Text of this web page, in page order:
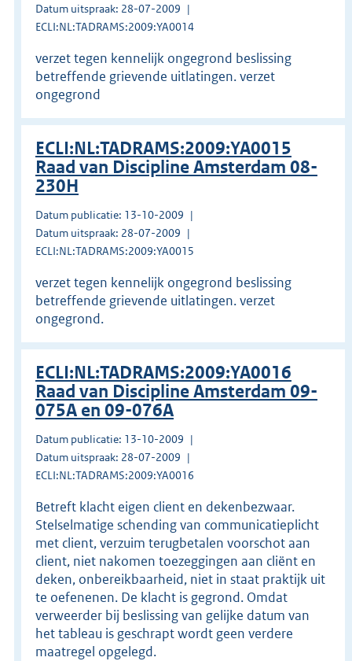
Datum uitspraak: 28-07-2009
ECLI:NL:TADRAMS:2009:YA0014
verzet tegen kennelijk ongegrond beslissing
betreffende grievende uitlatingen. verzet
ongegrond
ECLI:NL:TADRAMS:2009:YA0015
Raad van Discipline Amsterdam 08-
230H
Datum publicatie: 13-10-2009
Datum uitspraak: 28-07-2009
ECLI:NL:TADRAMS:2009:YA0015
verzet tegen kennelijk ongegrond beslissing
betreffende grievende uitlatingen. verzet
ongegrond.
ECLI:NL:TADRAMS:2009:YA0016
Raad van Discipline Amsterdam 09-
075A en 09-076A
Datum publicatie: 13-10-2009
Datum uitspraak: 28-07-2009
ECLI:NL:TADRAMS:2009:YA0016
Betreft klacht eigen client en dekenbezwaar.
Stelselmatige schending van communicatieplicht
met client, verzuim terugbetalen voorschot aan
client, niet nakomen toezeggingen aan cliënt en
deken, onbereikbaarheid, niet in staat praktijk uit
te oefenenen. De klacht is gegrond. Omdat
verweerder bij beslissing van gelijke datum van
het tableau is geschrapt wordt geen verdere
maatregel opgelegd.